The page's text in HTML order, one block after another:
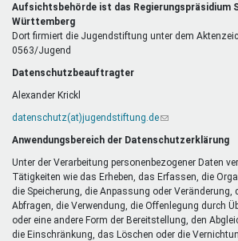
Aufsichtsbehörde ist das Regierungspräsidium
Württemberg
Dort firmiert die Jugendstiftung unter dem
0563/Jugend
Datenschutzbeauftragter
Alexander Krickl
datenschutz(at)jugendstiftung.de(Link
E-
Mail)
Anwendungsbereich der Datenschutzerklärung
Unter der Verarbeitung personenbezogener Daten
Tätigkeiten wie das Erheben, das Erfassen, die
die Speicherung, die Anpassung oder Veränderung,
Abfragen, die Verwendung, die Offenlegung durch
oder eine andere Form der Bereitstellung, den
die Einschränkung, das Löschen oder die